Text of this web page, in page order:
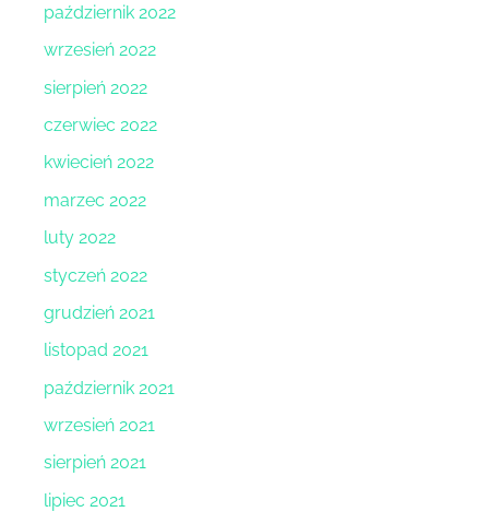
październik 2022
wrzesień 2022
sierpień 2022
czerwiec 2022
kwiecień 2022
marzec 2022
luty 2022
styczeń 2022
grudzień 2021
listopad 2021
październik 2021
wrzesień 2021
sierpień 2021
lipiec 2021